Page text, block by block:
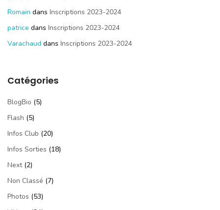
Romain dans Inscriptions 2023-2024
patrice dans Inscriptions 2023-2024
Varachaud dans Inscriptions 2023-2024
Catégories
BlogBio (5)
Flash (5)
Infos Club (20)
Infos Sorties (18)
Next(2)
Non Classé (7)
Photos (53)